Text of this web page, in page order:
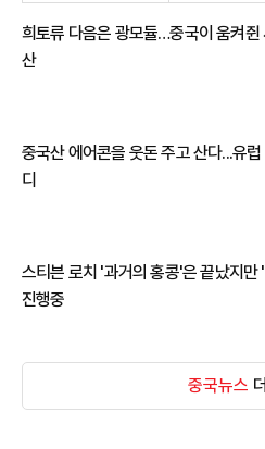
희토류 다음은 광모듈…중국이 움켜쥔
산
중국산 에어콘을 웃돈 주고 산다...유럽
디
스티븐 로치 '과거의 홍콩'은 끝났지만
진행중
중국뉴스